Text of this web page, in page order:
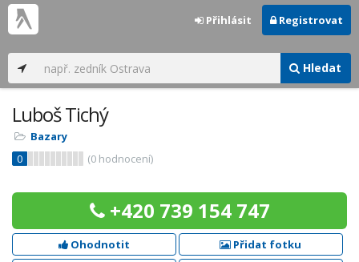
Hledat
Přihlásit Registrovat
Luboš Tichý
Bazary
0
(0 hodnocení)
+420 739 154 747
Ohodnotit
Přidat fotku